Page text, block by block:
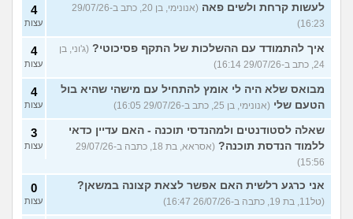
לעשות קרחת ולשים פאה
(אנונימי, בן 20, כתב ב-29/07/26
16:23)
4
עצות
איך להתמודד עם ההשלכות של התקף פסיכוטי? (ג'וני, בן
24, כתב ב-29/07/26 16:14)
4
עצות
מבואס שלא היה לי אומץ להתחיל עם מישהי שהיא בול
הטעם שלי (אנונימי, בן 25, כתב ב-29/07/26 16:05)
4
עצות
שאלה לסטודנטים ולמהנדסי תוכנה - האם עדיין כדאי
ללמוד הנדסת תוכנה?
(אסראא, בת 18, כתבה ב-29/07/26
15:56)
3
עצות
אני כרגע רלשית האם אפשר לצאת קצונה במשאן?
(טל11, בת 19, כתבה ב-26/07/26 16:47)
0
עצות